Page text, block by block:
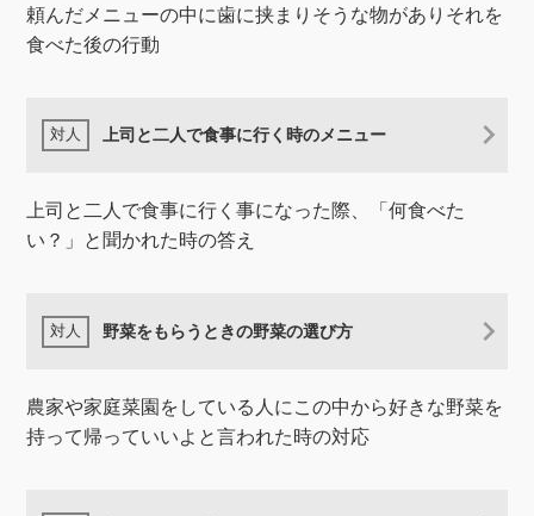
頼んだメニューの中に歯に挟まりそうな物がありそれを
食べた後の行動
上司と二人で食事に行く時のメニュー
上司と二人で食事に行く事になった際、「何食べた
い？」と聞かれた時の答え
野菜をもらうときの野菜の選び方
農家や家庭菜園をしている人にこの中から好きな野菜を
持って帰っていいよと言われた時の対応